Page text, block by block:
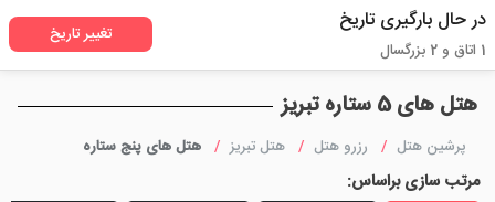
هتل های 5 ستاره تبریز
پرشین هتل رزرو هتل هتل تبریز هتل های پنج ستاره
مرتب سازی براساس:
در حال بارگیری تاریخ
1 اتاق و 2 بزرگسال
تغییر تاریخ